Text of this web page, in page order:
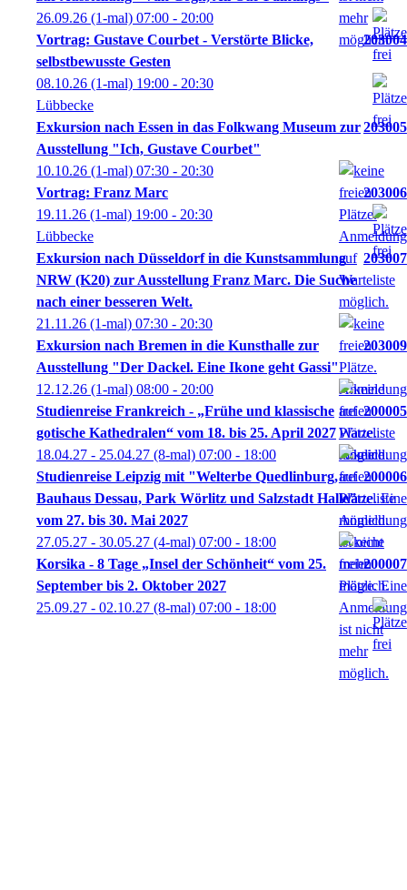
26.09.26 (1-mal) 07:00 - 20:00
Vortrag: Gustave Courbet - Verstörte Blicke,
selbstbewusste Gesten
203004
08.10.26 (1-mal) 19:00 - 20:30
Lübbecke
Exkursion nach Essen in das Folkwang Museum zur
Ausstellung "Ich, Gustave Courbet"
203005
10.10.26 (1-mal) 07:30 - 20:30
Vortrag: Franz Marc
203006
19.11.26 (1-mal) 19:00 - 20:30
Lübbecke
Exkursion nach Düsseldorf in die Kunstsammlung
NRW (K20) zur Ausstellung Franz Marc. Die Suche
nach einer besseren Welt.
203007
21.11.26 (1-mal) 07:30 - 20:30
Exkursion nach Bremen in die Kunsthalle zur
Ausstellung "Der Dackel. Eine Ikone geht Gassi"
203009
12.12.26 (1-mal) 08:00 - 20:00
Studienreise Frankreich - „Frühe und klassische
gotische Kathedralen“ vom 18. bis 25. April 2027
200005
18.04.27 - 25.04.27 (8-mal) 07:00 - 18:00
Studienreise Leipzig mit "Welterbe Quedlinburg,
Bauhaus Dessau, Park Wörlitz und Salzstadt Halle"
vom 27. bis 30. Mai 2027
200006
27.05.27 - 30.05.27 (4-mal) 07:00 - 18:00
Korsika - 8 Tage „Insel der Schönheit“ vom 25.
September bis 2. Oktober 2027
200007
25.09.27 - 02.10.27 (8-mal) 07:00 - 18:00